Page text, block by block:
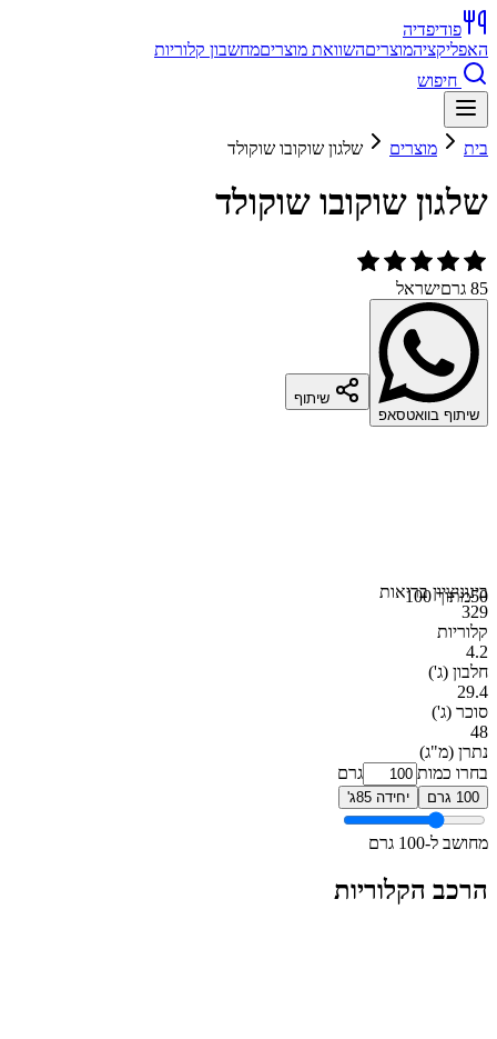
פודיפדיה
האפליקציהמוצריםהשוואת מוצריםמחשבון קלוריות
חיפוש
בית מוצרים שלגון שוקובו שוקולד
שלגון שוקובו שוקולד
85 גרם ישראל
שיתוף בוואטסאפ
שיתוף
50מתוך 100בינוניציון בריאות
329
קלוריות
4.2
חלבון (ג')
29.4
סוכר (ג')
48
נתרן (מ"ג)
בחרו כמות
גרם
100 גרם יחידה 85ג'
מחושב ל-100 גרם
הרכב הקלוריות